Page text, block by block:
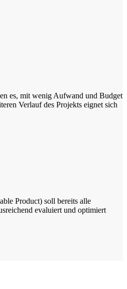
es, mit wenig Aufwand und Budget
Verlauf des Projekts eignet sich
Product) soll bereits alle
evaluiert und optimiert